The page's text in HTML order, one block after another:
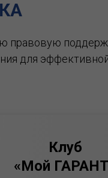
правовую
для
Клуб
«Мой